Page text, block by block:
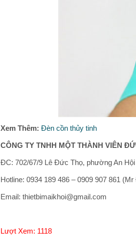
Xem Thêm: Đèn cồn thủy tinh
CÔNG TY TNHH MỘT THÀNH VIÊN
ĐC: 702/67/9 Lê Đức Thọ, phường An
Hotline: 0934 189 486 – 0909 907 861
Email: thietbimaikhoi@gmail.com
Lượt Xem: 1118